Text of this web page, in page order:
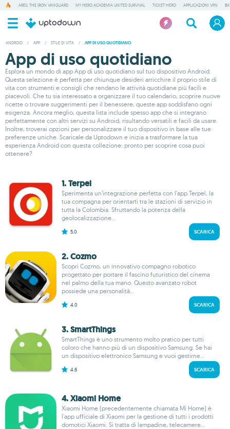
ARES: THE IRON VANGUARD MY HERO ACADEMIA UNITED SURVIVAL TICKET HERO APPLICAZIONI VPN
ANDROID / APP / STILE DI VITA / APP DI USO QUOTIDIANO
App di uso quotidiano
Esplora un mondo di app App di uso quotidiano sul tuo dispositivo Android.
Questa selezione è perfetta per chiunque desideri arricchire il proprio stile di
vita con strumenti e consigli che rendano le attività quotidiane più facili e
piacevoli. Che tu sia interessato a organizzare il tuo calendario, scoprire nuove
ricette o trovare suggerimenti per il benessere, queste app soddisfano ogni
esigenza. Ancora meglio, questa lista include spesso app che si integrano
perfettamente con altri servizi su Android, risultando versatili e facili da usare.
Inoltre, troverai opzioni per personalizzare il tuo dispositivo in base alle tue
preferenze uniche. Scaricale da Uptodown e inizia a trasformare la tua
esperienza Android con questa collezione: pronto per scoprire cosa puoi
ottenere?
1. Terpel
Sperimenta un’integrazione perfetta con l’app Terpel, la
tua compagna per orientarti tra le stazioni di servizio in
tutta la Colombia. Sfruttando la potenza della
geolocalizzazione...
5.0 SCARICA
2. Cozmo
Scopri Cozmo, un innovativo compagno robotico
progettato per portare il fascino futuristico del cinema
nel palmo della tua mano. Questo avanzato robot
possiede una personalità...
4.0 SCARICA
3. Smart​Things
SmartThings è uno strumento molto pratico per tutti
coloro che hanno più di un dispositivo Samsung. Se hai
un dispositivo elettronico Samsung e vuoi gestirne...
4.6 SCARICA
4. Xiaomi Home
Xiaomi Home (precedentemente chiamata Mi Home) è
l'app ufficiale di Xiaomi per la gestione di tutti i prodotti
domotici Xiaomi. Si tratta di lampadine, telecamere...